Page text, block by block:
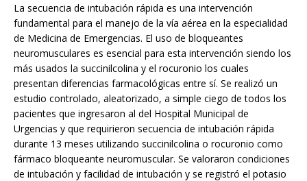
La secuencia de intubación rápida es una intervención
fundamental para el manejo de la vía aérea en la especialidad
de Medicina de Emergencias. El uso de bloqueantes
neuromusculares es esencial para esta intervención siendo los
más usados la succinilcolina y el rocuronio los cuales
presentan diferencias farmacológicas entre sí. Se realizó un
estudio controlado, aleatorizado, a simple ciego de todos los
pacientes que ingresaron al del Hospital Municipal de
Urgencias y que requirieron secuencia de intubación rápida
durante 13 meses utilizando succinilcolina o rocuronio como
fármaco bloqueante neuromuscular. Se valoraron condiciones
de intubación y facilidad de intubación y se registró el potasio